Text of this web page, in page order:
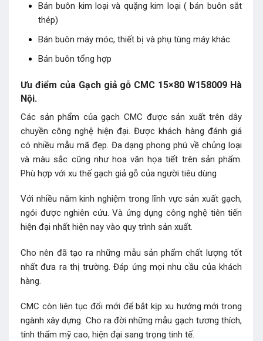
Bán buôn kim loại và quặng kim loại ( bán buôn sắt
thép)
Bán buôn máy móc, thiết bị và phụ tùng máy khác
Bán buôn tổng hợp
Ưu điểm của Gạch giả gỗ CMC 15×80 W158009 Hà
Nội.
Các sản phẩm của gạch CMC được sản xuất trên dây
chuyền công nghệ hiện đại. Được khách hàng đánh giá
có nhiều mẫu mã đẹp. Đa dạng phong phú về chủng loại
và màu sắc cũng như hoa văn họa tiết trên sản phẩm.
Phù hợp với xu thế gạch giả gỗ của người tiêu dùng
Với nhiều năm kinh nghiệm trong lĩnh vực sản xuất gạch,
ngói được nghiên cứu. Và ứng dụng công nghệ tiên tiến
hiện đại nhất hiện nay vào quy trình sản xuất.
Cho nên đã tạo ra những mẫu sản phẩm chất lượng tốt
nhất đưa ra thị trường. Đáp ứng mọi nhu cầu của khách
hàng.
CMC còn liên tục đổi mới để bắt kịp xu hướng mới trong
ngành xây dựng. Cho ra đời những mẫu gạch tương thích,
tính thẩm mỹ cao, hiện đại sang trọng tinh tế.